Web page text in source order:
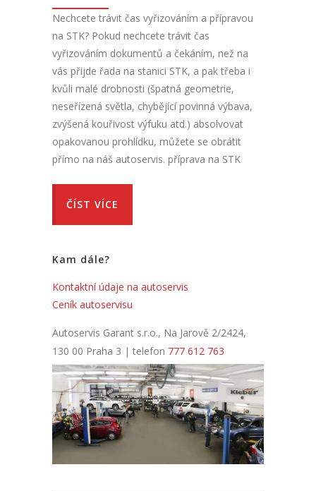
Nechcete trávit čas vyřizováním a přípravou
na STK? Pokud nechcete trávit čas
vyřizováním dokumentů a čekáním, než na
vás přijde řada na stanici STK, a pak třeba i
kvůli malé drobnosti (špatná geometrie,
neseřízená světla, chybějící povinná výbava,
zvýšená kouřivost výfuku atd.) absolvovat
opakovanou prohlídku, můžete se obrátit
přímo na náš autoservis. příprava na STK
ČÍST VÍCE
Kam dále?
Kontaktní údaje na autoservis
Ceník autoservisu
Autoservis Garant s.r.o., Na Jarově 2/2424,
130 00 Praha 3 | telefon 777 612 763